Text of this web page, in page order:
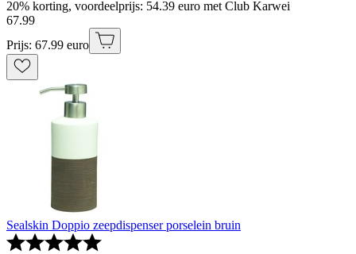
20% korting, voordeelprijs: 54.39 euro met Club Karwei
67.99
Prijs: 67.99 euro
Sealskin Doppio zeepdispenser porselein bruin